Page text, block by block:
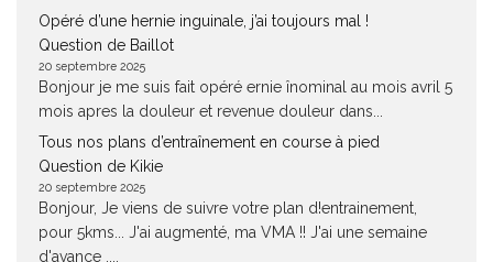
Opéré d’une hernie inguinale, j’ai toujours mal !
Question de Baillot
20 septembre 2025
Bonjour je me suis fait opéré ernie înominal au mois avril 5
mois apres la douleur et revenue douleur dans...
Tous nos plans d’entraînement en course à pied
Question de Kikie
20 septembre 2025
Bonjour, Je viens de suivre votre plan d!entrainement,
pour 5kms... J'ai augmenté, ma VMA !! J'ai une semaine
d'avance ,...